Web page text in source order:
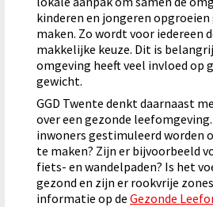
kinderen en jongeren
maken. Zo wordt voor iedereen
makkelijke keuze. Dit is
omgeving heeft veel invloed op
gewicht.
GGD Twente denkt daarnaast
over een gezonde
inwoners gestimuleerd worden
te maken? Zijn er bijvoorbeeld
fiets- en wandelpaden? Is het
gezond en zijn er rookvrije
informatie op de Gezonde